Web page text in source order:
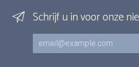
Schrijf u in voor onze
E-mail